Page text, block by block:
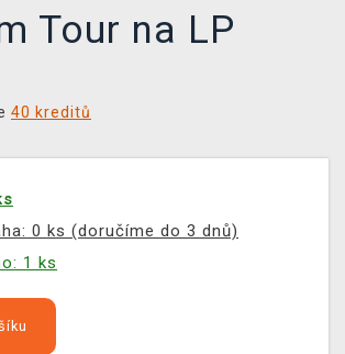
Tour na LP
40 kreditů
0 ks (doručíme do 3 dnů)
1 ks